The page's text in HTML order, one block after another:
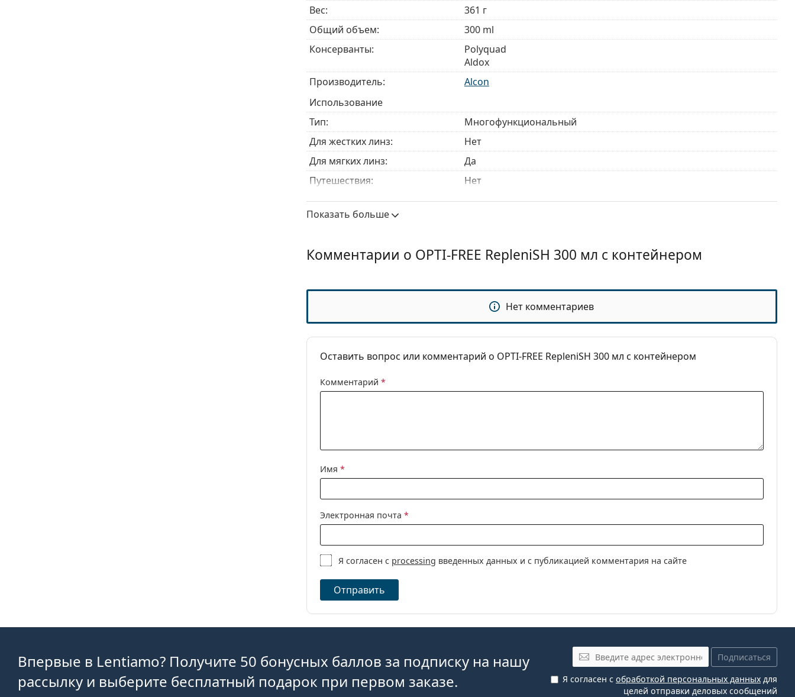
Вес:
361 г
Общий объем:
300 ml
Консерванты:
Polyquad
Aldox
Производитель:
Alcon
Использование
Тип:
Многофункциональный
Для жестких линз:
Нет
Для мягких линз:
Да
Путешествия:
Нет
Срок годности:
Не менее 14 месяцев
Срок годности после вскрытия:
Контейнеров в упаковке:
1
Аксессуары
Объем контейнера:
2 x 4.2 ml
Показать больше
Комментарии о OPTI-FREE RepleniSH 300 мл с контейнером
Нет комментариев
Оставить вопрос или комментарий о OPTI-FREE RepleniSH 300 мл с контейнером
Комментарий *
Имя *
Электронная почта *
Я согласен с processing введенных данных и с публикацией комментария на сайте
Отправить
Впервые в Lentiamo? Получите 50 бонусных баллов за подписку на нашу
рассылку и выберите бесплатный подарок при первом заказе.
Эл. почта
Подписаться
Я согласен с обработкой персональных данных для
целей отправки деловых сообщений